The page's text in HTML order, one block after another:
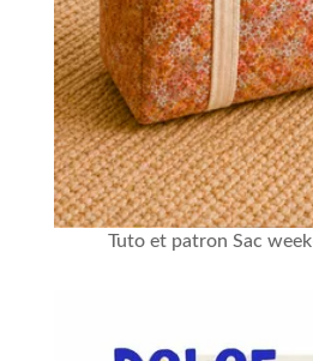
Tuto et patron Sac